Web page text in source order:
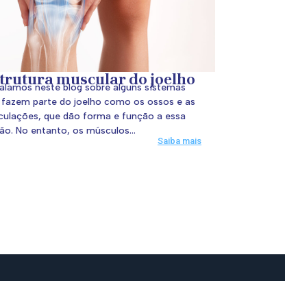
muscular do joelho
neste blog sobre alguns sistemas
fazem parte do joelho como os ossos e as
que dão forma e função a essa
No entanto, os músculos...
Saiba mais